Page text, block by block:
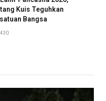
Kuis Teguhkan
Bangsa
430